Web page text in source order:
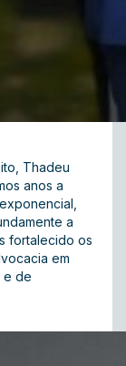
Thadeu
anos a
a
fortalecido os
em
e de